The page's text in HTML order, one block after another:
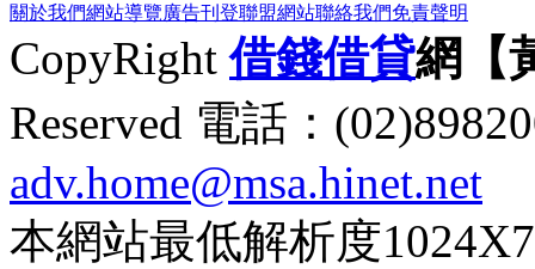
關於我們網站導覽廣告刊登聯盟網站聯絡我們免責聲明
CopyRight借錢借貸網【
Reserved 電話：
adv.home@msa.hinet.net
本網站最低解析度